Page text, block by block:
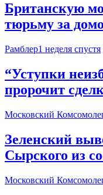
Британскую
тюрьму за
Рамблер1 неделя спустя
“Уступки
пророчит
Московский
Зеленский
Сырского из
Московский